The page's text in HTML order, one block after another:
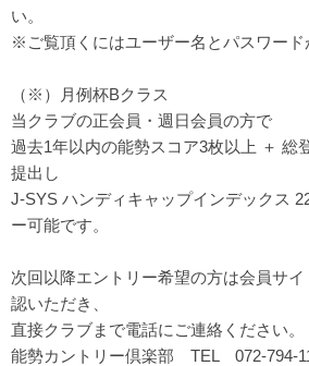
い。
※ご覧頂くにはユーザー名とパスワード
（※）月例杯Bクラス
当クラブの正会員・週日会員の方で
過去1年以内の能勢スコア3枚以上 ＋ 総
提出し
J-SYS ハンディキャップインデックス
ー可能です。
次回以降エントリー希望の方は会員サイ
認いただき、
直接クラブまで電話にご連絡ください。
能勢カントリー倶楽部 TEL 072-794-